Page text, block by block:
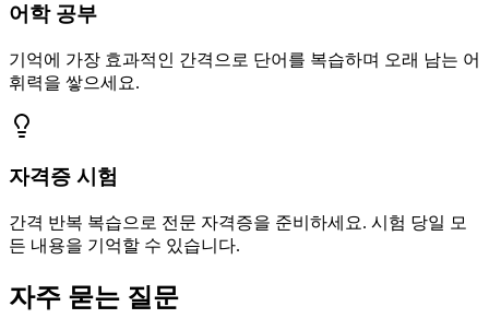
어학 공부
기억에 가장 효과적인 간격으로 단어를 복습하며 오래 남는 어
휘력을 쌓으세요.
자격증 시험
간격 반복 복습으로 전문 자격증을 준비하세요. 시험 당일 모
든 내용을 기억할 수 있습니다.
자주 묻는 질문